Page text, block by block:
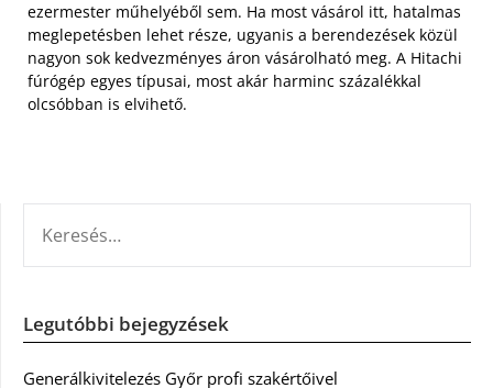
ezermester műhelyéből sem. Ha most vásárol itt, hatalmas
meglepetésben lehet része, ugyanis a berendezések közül
nagyon sok kedvezményes áron vásárolható meg. A Hitachi
fúrógép egyes típusai, most akár harminc százalékkal
olcsóbban is elvihető.
Legutóbbi bejegyzések
Generálkivitelezés Győr profi szakértőivel